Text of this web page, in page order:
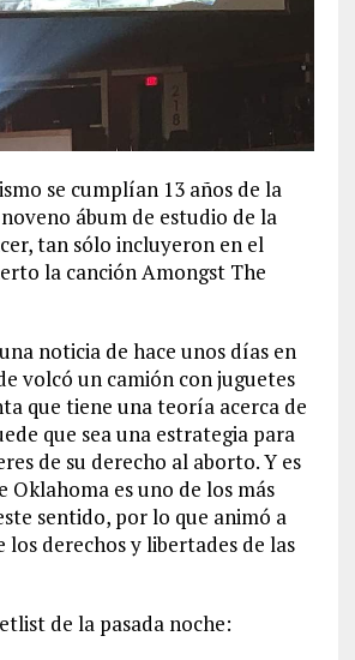
se cumplían 13 años de la
ábum de estudio de la
tan sólo incluyeron en el
la canción Amongst The
noticia de hace unos días en
volcó un camión con juguetes
que tiene una teoría acerca de
que sea una estrategia para
de su derecho al aborto. Y es
Oklahoma es uno de los más
sentido, por lo que animó a
derechos y libertades de las
de la pasada noche: